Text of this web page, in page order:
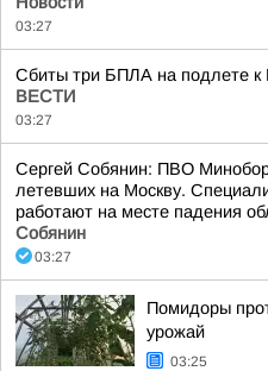
03:27
Сбиты три БПЛА на подлете к
ВЕСТИ
03:27
Сергей Собянин: ПВО
летевших на Москву.
работают на месте падения
Собянин
03:27
Помидоры
урожай
03:25